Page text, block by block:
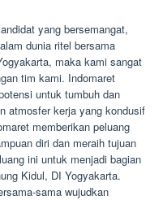
yang bersemangat,
dunia ritel bersama
maka kami sangat
tim kami. Indomaret
untuk tumbuh dan
atmosfer kerja yang kondusif
memberikan peluang
diri dan meraih tujuan
ini untuk menjadi bagian
Kidul, DI Yogyakarta.
sama wujudkan